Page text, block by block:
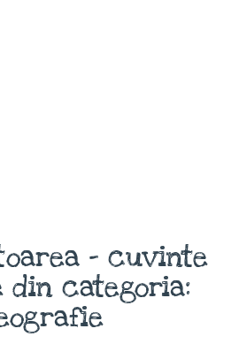
- cuvinte
din categoria: